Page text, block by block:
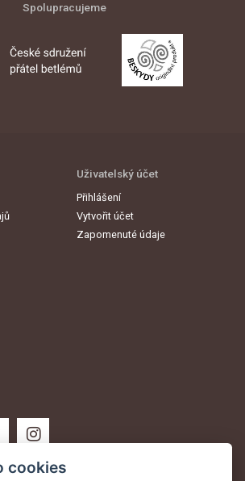
Spolupracujeme
Uživatelský účet
Přihlášení
Vytvořit účet
Zapomenuté údaje
cookies